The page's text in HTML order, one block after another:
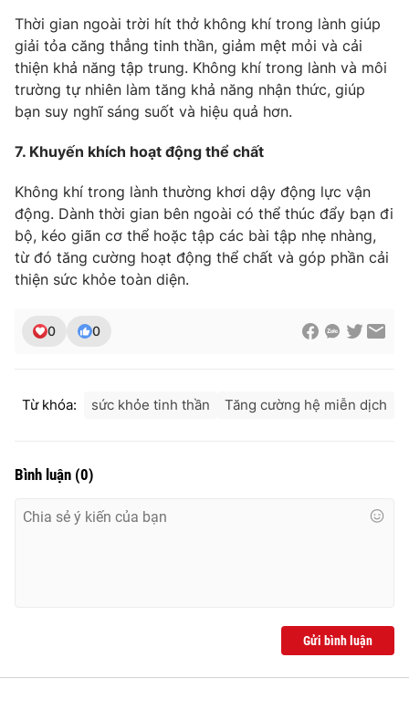
Email:toasoan@vtv.vn
Liên hệ quảng cáo: 024-7300.7108
thuận bằng văn bản. Ghi rõ nguồn VTV.vn khi phát hành lại
Thời gian ngoài trời hít thở không khí trong lành giúp
giải tỏa căng thẳng tinh thần, giảm mệt mỏi và cải
thiện khả năng tập trung. Không khí trong lành và môi
trường tự nhiên làm tăng khả năng nhận thức, giúp
bạn suy nghĩ sáng suốt và hiệu quả hơn.
7. Khuyến khích hoạt động thể chất
Không khí trong lành thường khơi dậy động lực vận
động. Dành thời gian bên ngoài có thể thúc đẩy bạn đi
bộ, kéo giãn cơ thể hoặc tập các bài tập nhẹ nhàng,
từ đó tăng cường hoạt động thể chất và góp phần cải
thiện sức khỏe toàn diện.
0 0
Từ khóa: sức khỏe tinh thần Tăng cường hệ miễn dịch
Bình luận (0)
Gửi bình luận